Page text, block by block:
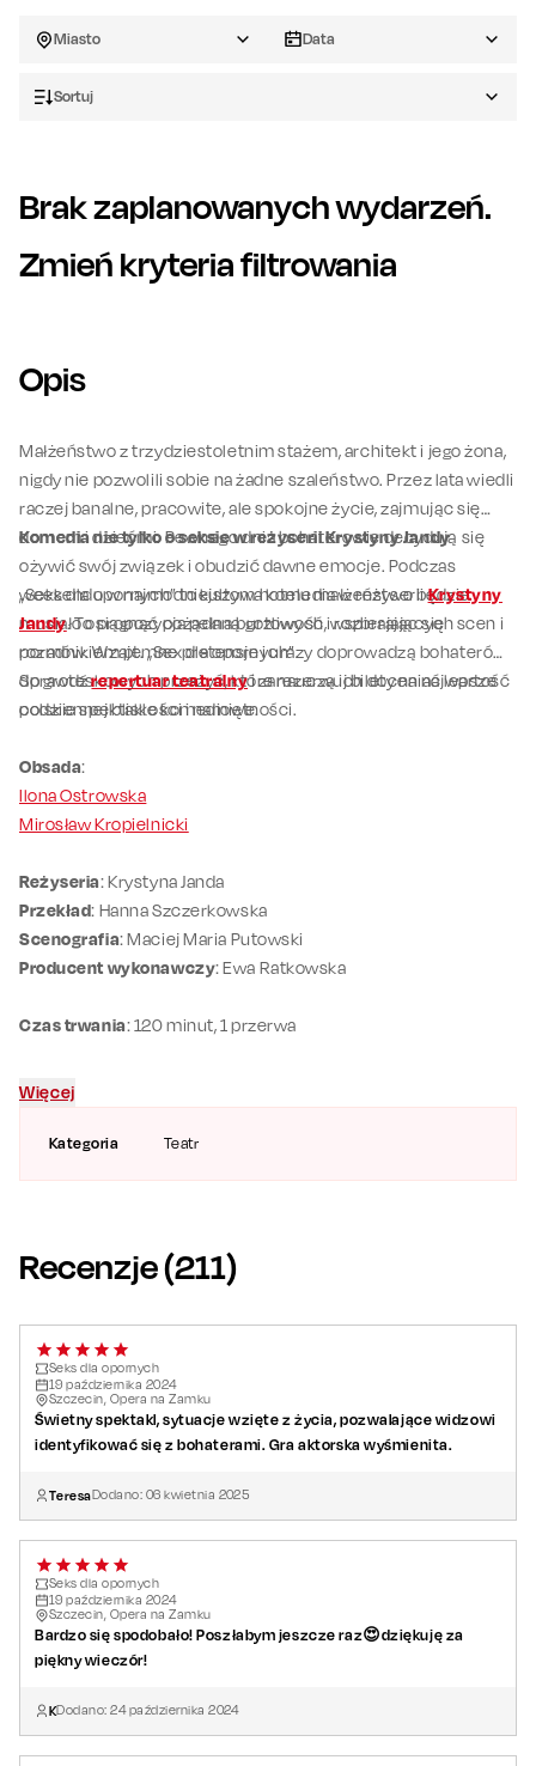
Miasto Data
Sortuj
Brak zaplanowanych wydarzeń.
Zmień kryteria filtrowania
Opis
Kategoria Teatr
Małżeństwo z trzydziestoletnim stażem, architekt i jego żona,
nigdy nie pozwolili sobie na żadne szaleństwo. Przez lata wiedli
raczej banalne, pracowite, ale spokojne życie, zajmując się
domem i dziećmi. Pewnego dnia bohaterowie decydują się
ożywić swój związek i obudzić dawne emocje. Podczas
weekendu w najmodniejszym hotelu małżeństwo będzie
musiało osiągnąć pożądaną gotowość, wspierając się
poradnikiem pt. „Sex dla opornych”.
Komedia nie tylko o seksie w reżyserii Krystyny Jandy
„Seks dla opornych” to kultowa komedia w reżyseriiKrystyny
Jandy. To propozycja pełna burzliwych i rozbrajających scen i
rozmów. Wzajemne pretensje i urazy doprowadzą bohaterów
do groteskowych przeżyć, które nauczą ich doceniać wartość
codziennej bliskości i namiętności.
Sprawdźrepertuar teatralnyi zarezerwuj bilety na najlepsze
polskie spektakle komediowe.
Obsada:
Ilona Ostrowska
Mirosław Kropielnicki
Reżyseria: Krystyna Janda
Przekład: Hanna Szczerkowska
Scenografia: Maciej Maria Putowski
Producent wykonawczy: Ewa Ratkowska
Czas trwania: 120 minut, 1 przerwa
Więcej
Recenzje (211)
Seks dla opornych
19 października 2024
Szczecin, Opera na Zamku
Świetny spektakl, sytuacje wzięte z życia, pozwalające widzowi
identyfikować się z bohaterami. Gra aktorska wyśmienita.
TeresaDodano: 06 kwietnia 2025
Seks dla opornych
19 października 2024
Szczecin, Opera na Zamku
Bardzo się spodobało! Poszłabym jeszcze raz😍dziękuję za
piękny wieczór!
KDodano:24 października 2024